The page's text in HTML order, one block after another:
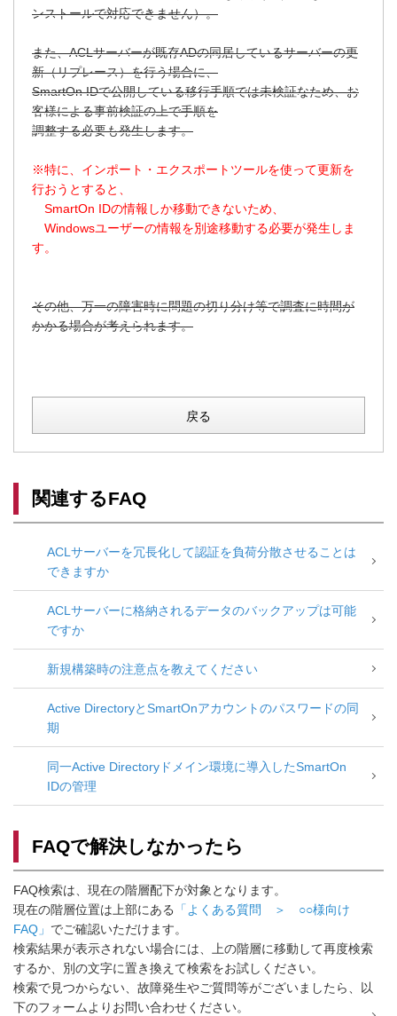
ンストールで対応できません）。
また、ACLサーバーが既存ADの同居しているサーバーの更
新（リプレース）を行う場合に、
SmartOn IDで公開している移行手順では未検証なため、お
客様による事前検証の上で手順を
調整する必要も発生します。
※特に、インポート・エクスポートツールを使って更新を
行おうとすると、
SmartOn IDの情報しか移動できないため、
Windowsユーザーの情報を別途移動する必要が発生しま
す。
その他、万一の障害時に問題の切り分け等で調査に時間が
かかる場合が考えられます。
戻る
関連するFAQ
ACLサーバーを冗長化して認証を負荷分散させることは
できますか
ACLサーバーに格納されるデータのバックアップは可能
ですか
新規構築時の注意点を教えてください
Active DirectoryとSmartOnアカウントのパスワードの同
期
同一Active Directoryドメイン環境に導入したSmartOn
IDの管理
FAQで解決しなかったら
FAQ検索は、現在の階層配下が対象となります。
現在の階層位置は上部にある
「よくある質問 ＞ ○○様向け
FAQ」 でご確認いただけます。
検索結果が表示されない場合には、上の階層に移動して再度検索
するか、別の文字に置き換えて検索をお試しください。
検索で見つからない、故障発生やご質問等がございましたら、以
下のフォームよりお問い合わせください。